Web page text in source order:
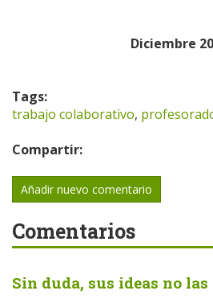
Diciembre
Tags:
trabajo colaborativo,
Compartir:
Añadir nuevo comentario
Comentarios
Sin duda, sus ideas no las